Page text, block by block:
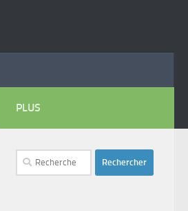
PLUS
Rechercher :